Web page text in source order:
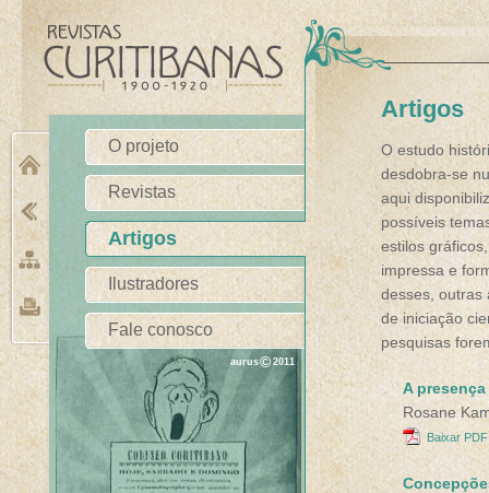
Artigos
O estudo
desdobra-se
aqui
possíveis
estilos
impressa e
desses, outras
de iniciação
pesquisas
A
Rosane
Baixar
O projeto
Revistas
Artigos
Ilustradores
Fale conosco
aurus© 2011